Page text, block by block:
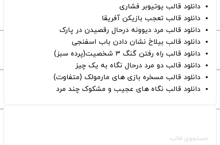
دانلود قالب یوتیوبر فشاری
دانلود قالب تعجب بازیکن آفریقا
دانلود قالب مرد دیوونه درحال رقصیدن در پارک
دانلود قالب بیلاخ نشان دادن باب اسفنجی
دانلود قالب راه رفتن گنگ ۳ شخصیت(پرده سبز)
دانلود قالب دو مرد درحال نگاه به یک چیز
دانلود قالب مسخره بازی های مارمولک (متفاوت)
دانلود قالب نگاه های عجیب و مشکوک چند مرد
جستجوی قالب